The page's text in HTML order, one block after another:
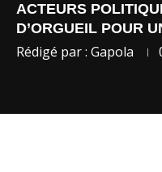
ACTEURS
D’ORGUEIL POUR
Rédigé par : Gapola